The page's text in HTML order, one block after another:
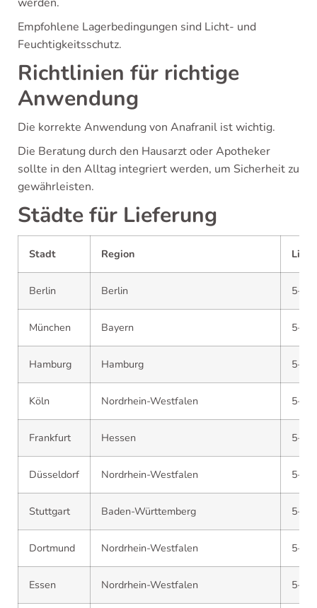
Empfohlene Lagerbedingungen sind Licht- und
Feuchtigkeitsschutz.
Richtlinien für richtige
Anwendung
Die korrekte Anwendung von Anafranil ist wichtig.
Die Beratung durch den Hausarzt oder Apotheker
sollte in den Alltag integriert werden, um Sicherheit zu
gewährleisten.
Städte für Lieferung
Stadt Region
Berlin Berlin 5–7
München Bayern 5–7
Hamburg Hamburg 5–7
Köln Nordrhein-Westfalen 5–7
Frankfurt Hessen 5–7
Düsseldorf Nordrhein-Westfalen 5–7
Stuttgart Baden-Württemberg 5–7
Dortmund Nordrhein-Westfalen 5–7
Essen Nordrhein-Westfalen 5–9